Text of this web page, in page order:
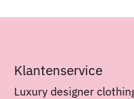
Klantenservice
Luxury designer